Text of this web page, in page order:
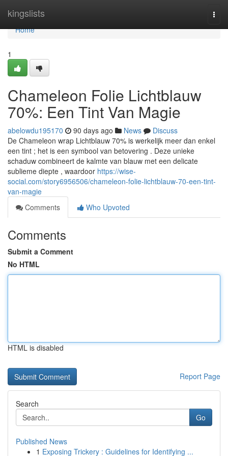
kingslists
Home
Home
1
Chameleon Folie Lichtblauw
70%: Een Tint Van Magie
abelowdu195170 90 days ago News
Discuss
De Chameleon wrap Lichtblauw 70% is werkelijk meer dan enkel
een tint ; het is een symbool van betovering . Deze unieke
schaduw combineert de kalmte van blauw met een delicate
sublieme diepte , waardoor https://wise-
social.com/story6956506/chameleon-folie-lichtblauw-70-een-tint-
van-magie
Comments
Who Upvoted
Comments
Submit a Comment
No HTML
HTML is disabled
Report Page
Search
Go
Published News
1 Exposing Trickery : Guidelines for Identifying ...